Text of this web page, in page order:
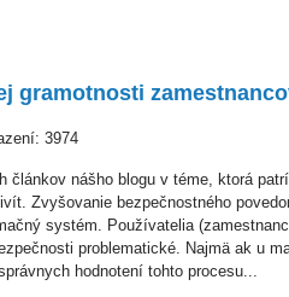
gramotnosti
3974
článkov nášho blogu v téme, ktorá
Zvyšovanie bezpečnostného
systém. Používatelia
problematické. Najmä ak u
hodnotení tohto procesu...